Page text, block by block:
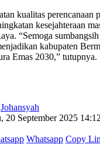
kualitas perencanaan
kesejahteraan
“Semoga
kabupaten
Emas 2030,” tutupnya.
Johansyah
20 September 2025 14:12
Whatsapp Copy